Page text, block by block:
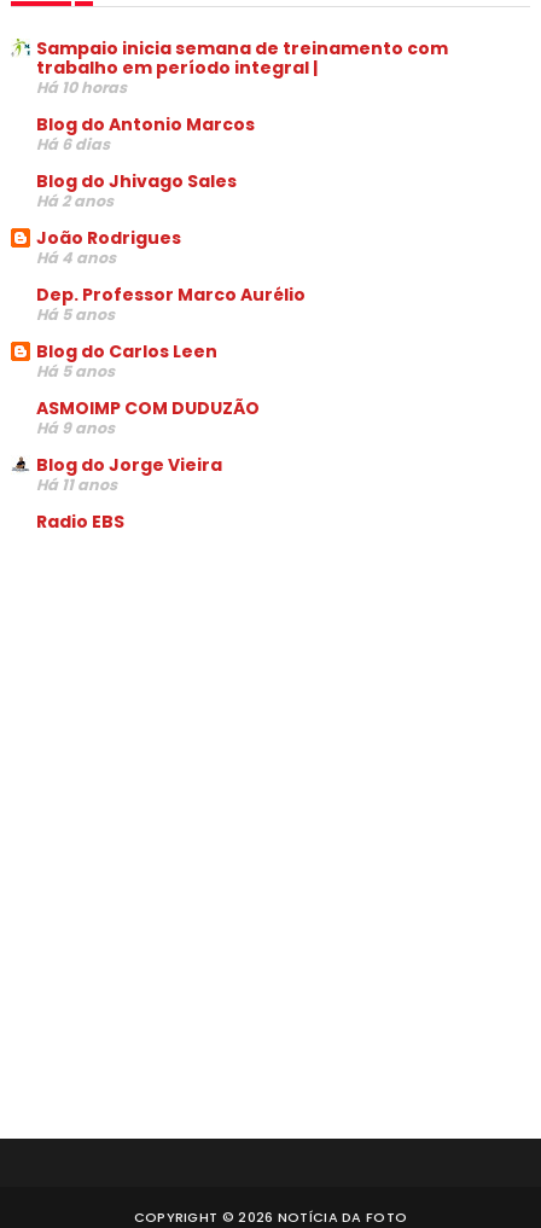
Sampaio inicia semana de treinamento com
trabalho em período integral |
Há 10 horas
Blog do Antonio Marcos
Há 6 dias
Blog do Jhivago Sales
Há 2 anos
João Rodrigues
Há 4 anos
Dep. Professor Marco Aurélio
Há 5 anos
Blog do Carlos Leen
Há 5 anos
ASMOIMP COM DUDUZÃO
Há 9 anos
Blog do Jorge Vieira
Há 11 anos
Radio EBS
COPYRIGHT ©2026 NOTÍCIA DA FOTO